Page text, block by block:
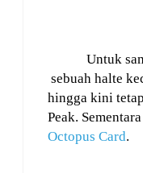
Untuk
sebuah halte
hingga kini
Peak.
Octopus Card.